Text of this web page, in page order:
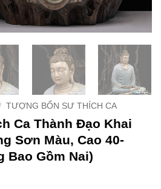
TƯỢNG BỔN SƯ THÍCH CA
Ca Thành Đạo Khai
Sơn Màu, Cao 40-
Bao Gồm Nai)